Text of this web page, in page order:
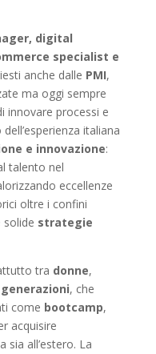
digital
specialist e
anche dalle PMI,
ma oggi sempre
innovare processi e
italiana
e innovazione:
talento nel
eccellenze
oltre i confini
solide strategie
tra donne,
, che
come bootcamp,
acquisire
sia all’estero. La